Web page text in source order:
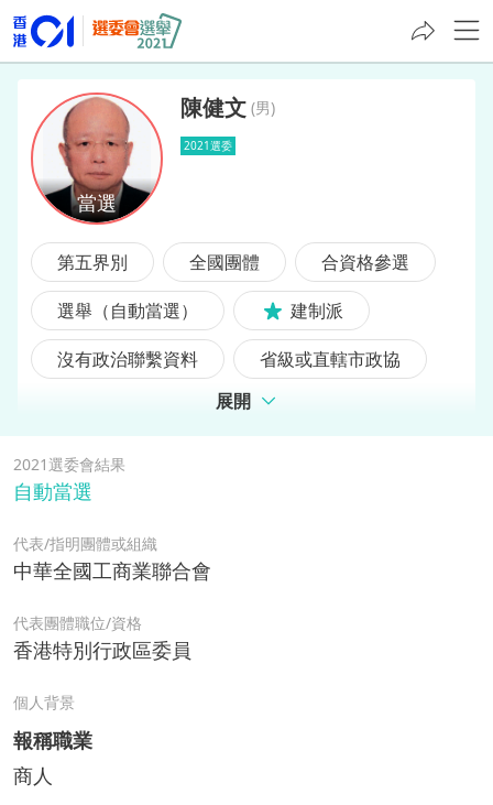
陳健文
陳健文 (男)
2021選委
第五界別 全國團體
合資格參選
選舉（自動當選）
建制派
沒有政治聯繫資料
省級或直轄市政協
展開
2021選委會結果
自動當選
代表/指明團體或組織
中華全國工商業聯合會
代表團體職位/資格
香港特別行政區委員
個人背景
報稱職業
商人